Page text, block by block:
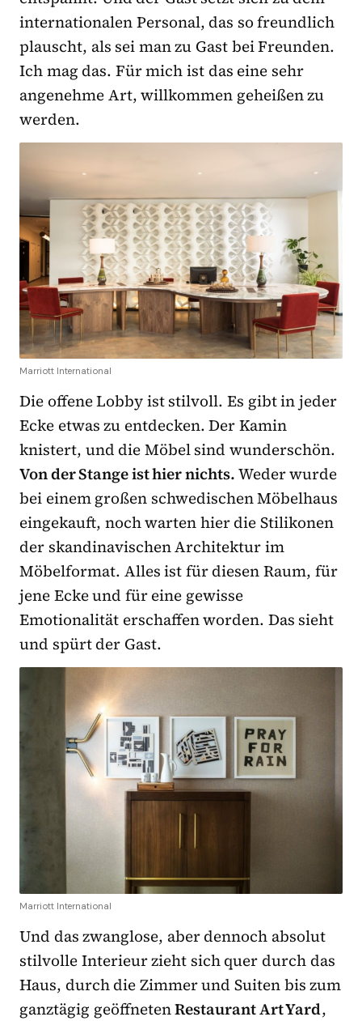
internationalen Personal, das so freundlich
plauscht, als sei man zu Gast bei Freunden.
Ich mag das. Für mich ist das eine sehr
angenehme Art, willkommen geheißen zu
werden.
Marriott International
Die offene Lobby ist stilvoll. Es gibt in jeder
Ecke etwas zu entdecken. Der Kamin
knistert, und die Möbel sind wunderschön.
Von der Stange ist hier nichts.Weder wurde
bei einem großen schwedischen Möbelhaus
eingekauft, noch warten hier die Stilikonen
der skandinavischen Architektur im
Möbelformat. Alles ist für diesen Raum, für
jene Ecke und für eine gewisse
Emotionalität erschaffen worden. Das sieht
und spürt der Gast.
Marriott International
Und das zwanglose, aber dennoch absolut
stilvolle Interieur zieht sich quer durch das
Haus, durch die Zimmer und Suiten bis zum
ganztägig geöffnetenRestaurant Art Yard,